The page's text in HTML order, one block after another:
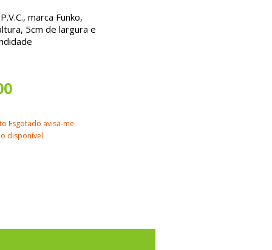
marca Funko,
5cm de largura e
Esgotado avisa-me
disponível.